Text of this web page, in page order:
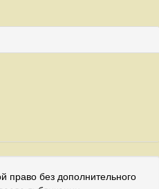
право без дополнительного